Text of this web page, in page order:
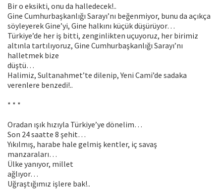
Bir o eksikti, onu da halledecek!..
Gine Cumhurbaşkanlığı Sarayı’nı beğenmiyor, bunu da açıkça
söyleyerek Gine’yi, Gine halkını küçük düşürüyor…
Türkiye’de her iş bitti, zenginlikten uçuyoruz, her birimiz
altınla tartılıyoruz, Gine Cumhurbaşkanlığı Sarayı’nı
halletmek bize
düştü…
Halimiz, Sultanahmet’te dilenip, Yeni Cami’de sadaka
verenlere benzedi!..
* * *
Oradan ışık hızıyla Türkiye’ye dönelim…
Son 24 saatte 8 şehit…
Yıkılmış, harabe hale gelmiş kentler, iç savaş
manzaraları…
Ülke yanıyor, millet
ağlıyor…
Uğraştığımız işlere bak!..